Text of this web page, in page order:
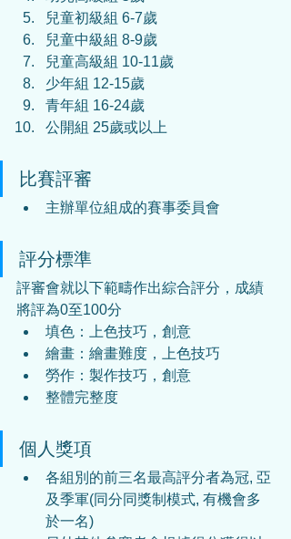
兒童初級組 6-7歲
兒童中級組 8-9歲
兒童高級組 10-11歲
少年組 12-15歲
青年組 16-24歲
公開組 25歲或以上
比賽評審
主辦單位組成的賽事委員會
評分標準
評審會就以下範疇作出綜合評分，成績
將評為0至100分
填色：上色技巧，創意
繪畫：繪畫難度，上色技巧
勞作：製作技巧，創意
整體完整度
個人獎項
各組別的前三名最高評分者為冠, 亞
及季軍(同分同獎制模式, 有機會多
於一名)